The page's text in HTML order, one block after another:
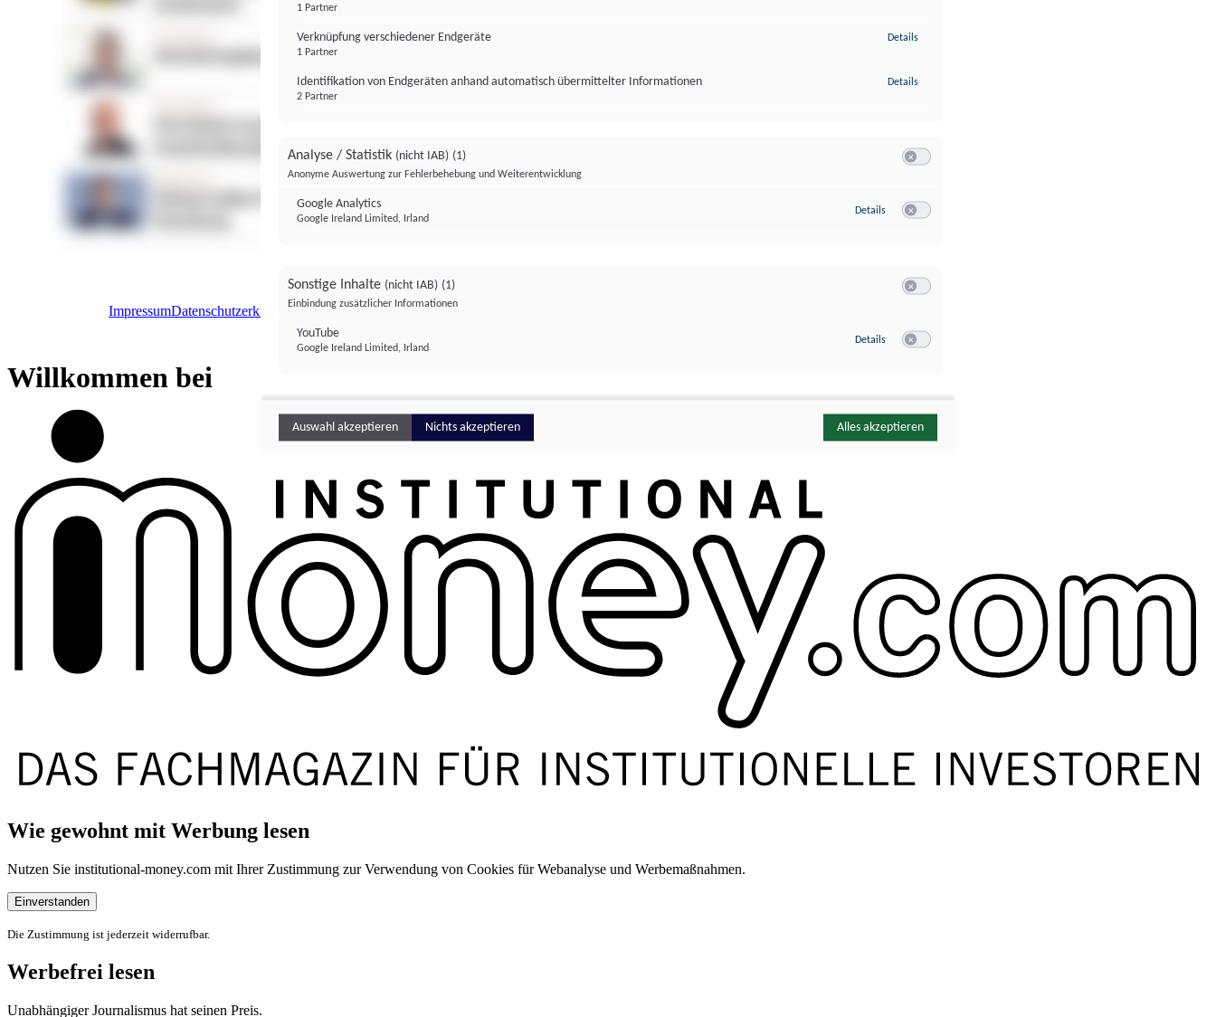
ImpressumDatenschutzerklärungDatenschutzeinstellungen
Willkommen bei
Wie gewohnt mit Werbung lesen
Nutzen Sie institutional-money.com mit Ihrer Zustimmung zur Verwendung von Cookies für Webanalyse und Werbemaßnahmen.
Einverstanden
Die Zustimmung ist jederzeit widerrufbar.
Werbefrei lesen
Unabhängiger Journalismus hat seinen Preis.
1 Partner
Verknüpfung verschiedener Endgeräte
1 Partner
Details
Identifikation von Endgeräten anhand automatisch übermittelter Informationen
2 Partner
Details
Analyse / Statistik (nicht IAB) (1)
Anonyme Auswertung zur Fehlerbehebung und Weiterentwicklung
Google Analytics
Google Ireland Limited, Irland
Details zu Google Analytics
Sonstige Inhalte (nicht IAB) (1)
Einbindung zusätzlicher Informationen
YouTube
Google Ireland Limited, Irland
Details zu YouTube
Auswahl akzeptieren Nichts akzeptieren Alles akzeptieren